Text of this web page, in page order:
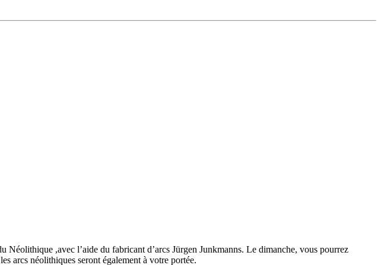
Néolithique ,avec l’aide du fabricant d’arcs Jürgen Junkmanns. Le dimanche, vous pourrez
arcs néolithiques seront également à votre portée.